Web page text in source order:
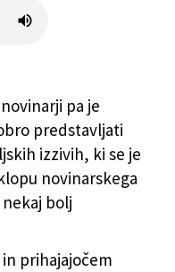
Donato Bendicenti
FOTODAMJ@N)
pa je
predstavljati
izzivih, ki se je
novinarskega
bolj
prihajajočem